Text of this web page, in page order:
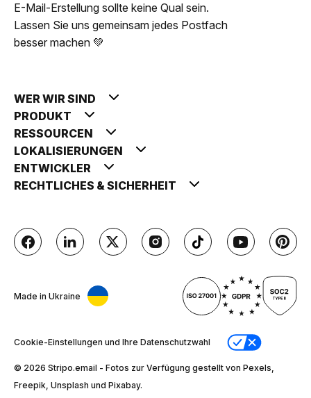
E-Mail-Erstellung sollte keine Qual sein.
Lassen Sie uns gemeinsam jedes Postfach
besser machen 💚
WER WIR SIND
PRODUKT
RESSOURCEN
LOKALISIERUNGEN
ENTWICKLER
RECHTLICHES & SICHERHEIT
Made in Ukraine
Cookie-Einstellungen und Ihre Datenschutzwahl
© 2026 Stripо.email - Fotos zur Verfügung gestellt von Pexels,
Freepik, Unsplash und Pixabay.